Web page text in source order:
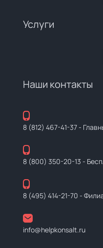
Услуги
Наши контакты
8 (812) 467-41-37-
8 (800) 350-20-13 -
8 (495) 414-21-70 -
info@helpkonsalt.ru